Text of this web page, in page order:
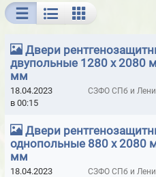
БАРИТОВЫЕ ПАНЕЛИ ДЛЯ
ПОДШИПНИКОВ
ГАЗОАНАЛИЗАТОРЫ ALTAIR
ГЕРМЕТИК КРОВЕЛЬНЫЙ И
ГЕРМЕТИКИ HILTI
ГЕРМЕТИКИ
ГЕРМЕТИКИ LOCTITE
Двери
двупольные 1280 х 2080
мм
18.04.2023
в 00:15
СЗФО СПб и
Двери
однопольные 880 х 2080
мм
18.04.2023
СЗФО СПб и